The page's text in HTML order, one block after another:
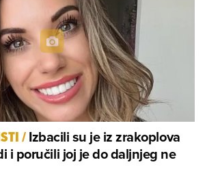
/Izbacili su je iz zrakoplova
i poručili joj je do daljnjeg ne